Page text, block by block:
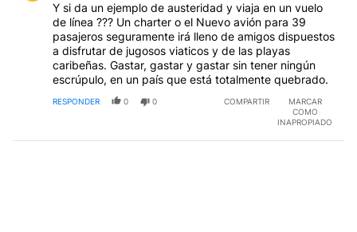
Y si da un ejemplo de austeridad y viaja en un vuelo
de línea ??? Un charter o el Nuevo avión para 39
pasajeros seguramente irá lleno de amigos dispuestos
a disfrutar de jugosos viaticos y de las playas
caribeñas. Gastar, gastar y gastar sin tener ningún
escrúpulo, en un país que está totalmente quebrado.
RESPONDER 0 0 COMPARTIR
MARCAR
COMO
INAPROPIADO